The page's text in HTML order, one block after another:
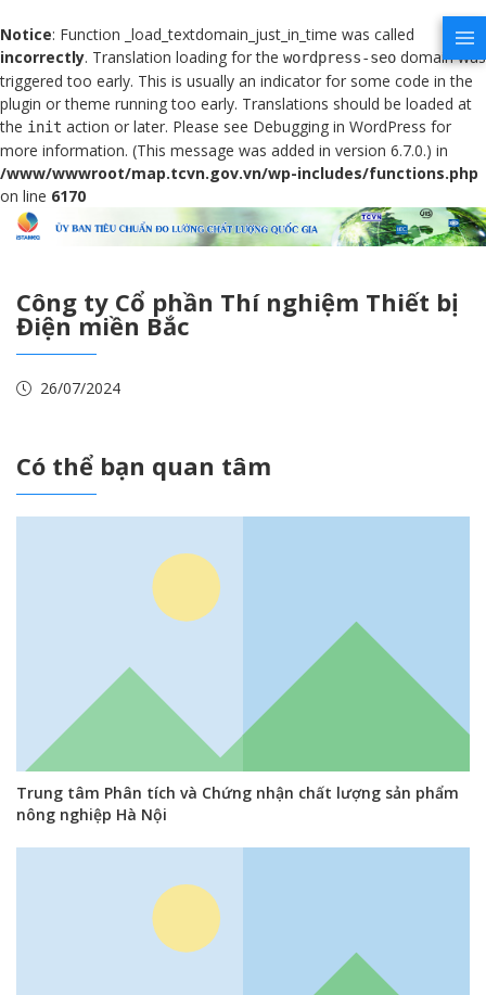
Notice: Function _load_textdomain_just_in_time was called
incorrectly. Translation loading for the wordpress-seo domain was
triggered too early. This is usually an indicator for some code in the
plugin or theme running too early. Translations should be loaded at
the init action or later. Please see Debugging in WordPress for
more information. (This message was added in version 6.7.0.) in
/www/wwwroot/map.tcvn.gov.vn/wp-includes/functions.php
on line 6170
Công ty Cổ phần Thí nghiệm Thiết bị
Điện miền Bắc
26/07/2024
Có thể bạn quan tâm
Trung tâm Phân tích và Chứng nhận chất lượng sản phẩm
nông nghiệp Hà Nội